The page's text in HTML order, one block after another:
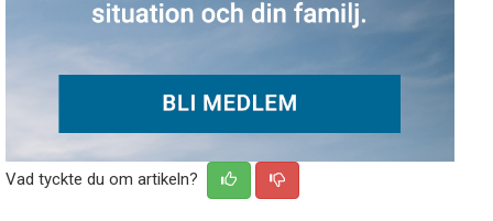
Vad tyckte du om artikeln?